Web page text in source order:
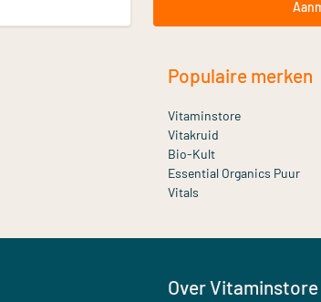
Populaire merken
Vitaminstore
Vitakruid
Bio-Kult
Essential Organics Puur
Vitals
Over Vitaminstore